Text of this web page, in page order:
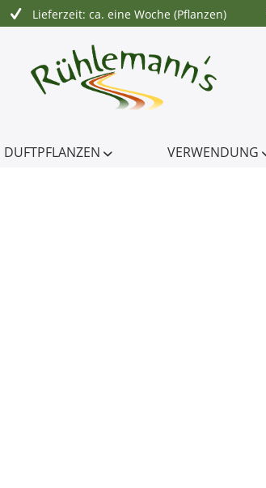
Lieferzeit: ca. eine Woche (Pflanzen)
DUFTPFLANZEN VERWENDUNG